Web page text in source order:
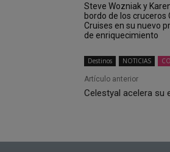
Steve Wozniak y
bordo de los cruceros
Cruises en su nuevo
de enriquecimiento
Destinos NOTICIAS
Artículo anterior
Celestyal acelera su